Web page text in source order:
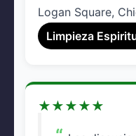
Logan Square,
Limpieza
★★★★★